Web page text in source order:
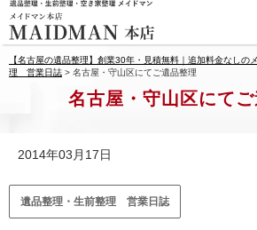
【名古屋の遺品整理】創業30年・見積無料｜追加料金なしの
理 営業日誌 > 名古屋・守山区にてご遺品整理
名古屋・守山区にて
2014年03月17日
遺品整理・生前整理 営業日誌